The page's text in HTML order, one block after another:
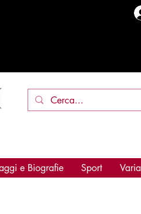
e Biografie Sport Varia